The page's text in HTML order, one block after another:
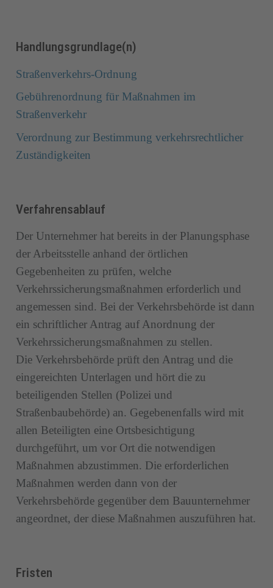
Handlungsgrundlage(n)
Straßenverkehrs-Ordnung
Gebührenordnung für Maßnahmen im
Straßenverkehr
Verordnung zur Bestimmung verkehrsrechtlicher
Zuständigkeiten
Verfahrensablauf
Der Unternehmer hat bereits in der Planungsphase
der Arbeitsstelle anhand der örtlichen
Gegebenheiten zu prüfen, welche
Verkehrssicherungsmaßnahmen erforderlich und
angemessen sind. Bei der Verkehrsbehörde ist dann
ein schriftlicher Antrag auf Anordnung der
Verkehrssicherungsmaßnahmen zu stellen.
Die Verkehrsbehörde prüft den Antrag und die
eingereichten Unterlagen und hört die zu
beteiligenden Stellen (Polizei und
Straßenbaubehörde) an. Gegebenenfalls wird mit
allen Beteiligten eine Ortsbesichtigung
durchgeführt, um vor Ort die notwendigen
Maßnahmen abzustimmen. Die erforderlichen
Maßnahmen werden dann von der
Verkehrsbehörde gegenüber dem Bauunternehmer
angeordnet, der diese Maßnahmen auszuführen hat.
Fristen